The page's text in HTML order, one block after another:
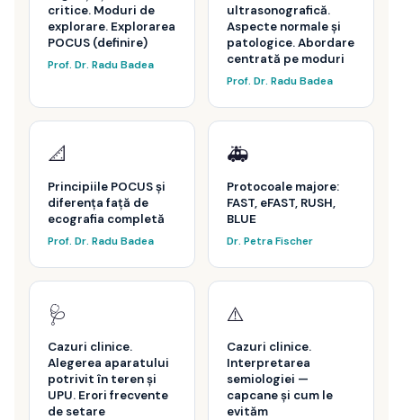
critice. Moduri de
explorare. Explorarea
POCUS (definire)
Prof. Dr. Radu Badea
ultrasonografică.
Aspecte normale și
patologice. Abordare
centrată pe moduri
Prof. Dr. Radu Badea
📐
Principiile POCUS și
diferența față de
ecografia completă
Prof. Dr. Radu Badea
🚑
Protocoale majore:
FAST, eFAST, RUSH,
BLUE
Dr. Petra Fischer
🩺
Cazuri clinice.
Alegerea aparatului
potrivit în teren și
UPU. Erori frecvente
de setare
⚠️
Cazuri clinice.
Interpretarea
semiologiei —
capcane și cum le
evităm